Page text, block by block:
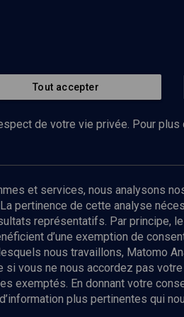
notre newsletter
Tout accepter
de votre vie privée. Pour plus
et services, nous analysons
pertinence de cette analyse
représentatifs. Par principe,
d’une exemption de
nous travaillons, Matomo
vous ne nous accordez pas
exemptés. En donnant votre
plus pertinentes qui